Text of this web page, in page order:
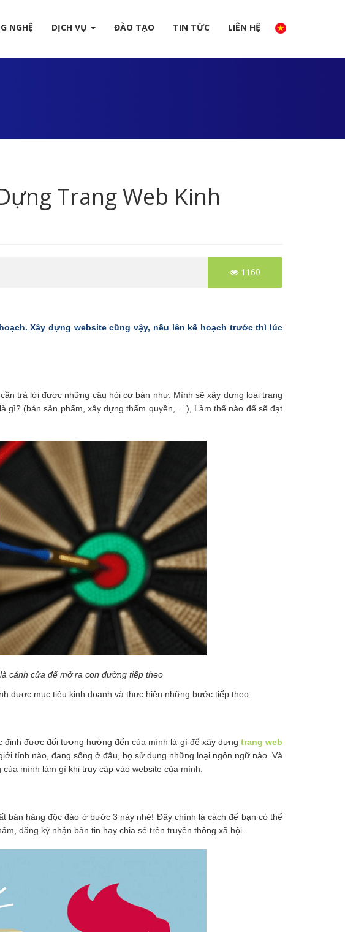
NGHỆ DỊCH VỤ ĐÀO TẠO TIN TỨC LIÊN HỆ
Trang Web Kinh
1160
Xây dựng website cũng vậy, nếu lên kế hoạch trước thì lúc
trả lời được những câu hỏi cơ bản như: Mình sẽ xây dựng loại trang
gì? (bán sản phẩm, xây dựng thẩm quyền, …), Làm thế nào để sẽ đạt
cánh cửa để mở ra con đường tiếp theo
được mục tiêu kinh doanh và thực hiện những bước tiếp theo.
định được đối tượng hướng đến của mình là gì để xây dựng trang web
tính nào, đang sống ở đâu, họ sử dụng những loại ngôn ngữ nào. Và
mình làm gì khi truy cập vào website của mình.
bán hàng độc đáo ở bước 3 này nhé! Đây chính là cách để bạn có thể
đăng ký nhận bản tin hay chia sẻ trên truyền thông xã hội.